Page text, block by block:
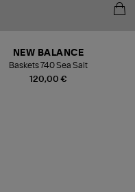
120,00 €
NEW BALANCE
Baskets 740 Sea Salt